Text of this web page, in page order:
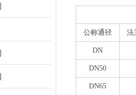
公称通径 法
DN
DN50
DN65